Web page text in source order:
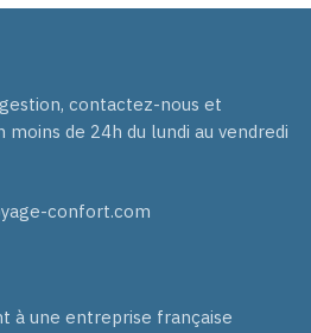
contactez-nous et
de 24h du lundi au vendredi
confort.com
à une entreprise française